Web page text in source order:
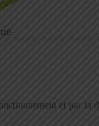
et par la